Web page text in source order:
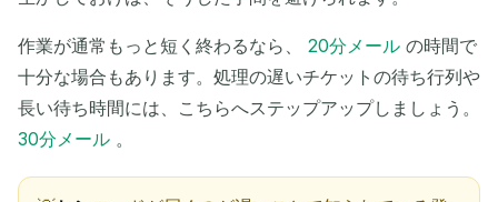
作業が通常もっと短く終わるなら、 20分メール の時間で
十分な場合もあります。処理の遅いチケットの待ち行列や
長い待ち時間には、こちらへステップアップしましょう。
30分メール 。